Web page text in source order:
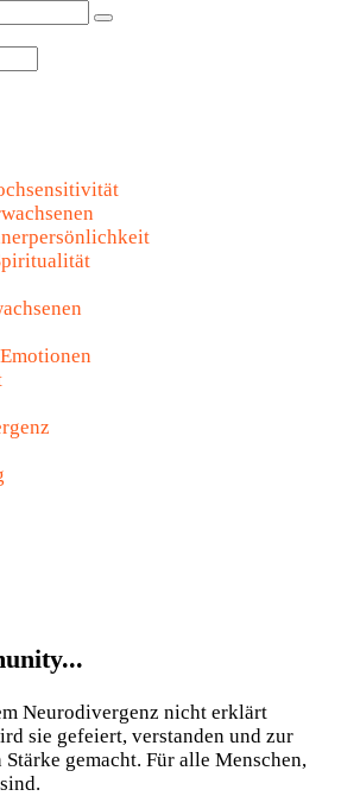
Neurodivergenz nicht erklärt
sie gefeiert, verstanden und zur
gemacht. Für alle Menschen,